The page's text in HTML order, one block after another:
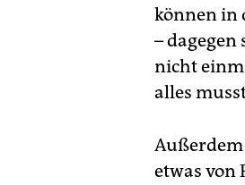
können in
–
nicht
alles
Außerdem
etwas